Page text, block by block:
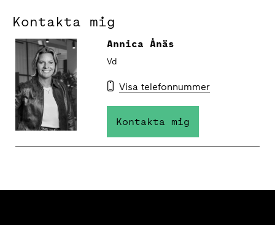
Kontakta mig
Annica Ånäs
Vd
Visa telefonnummer
Kontakta mig